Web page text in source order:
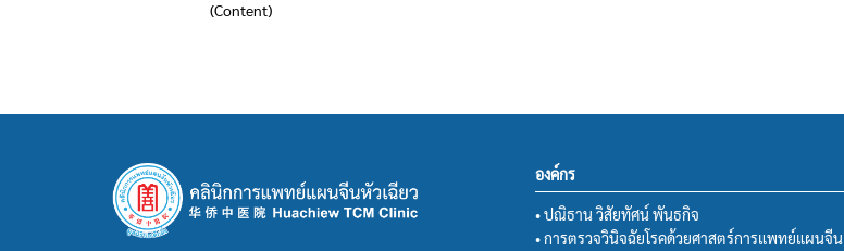
(Content)
องค์กร
• ปณิธาน วิสัยทัศน์ พันธกิจ
• การตรวจวินิจฉัยโรคด้วยศาสตร์การแพทย์แผนจีน